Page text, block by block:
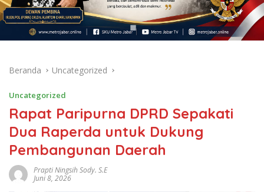
Beranda Uncategorized
Uncategorized
Rapat Paripurna DPRD Sepakati
Dua Raperda untuk Dukung
Pembangunan Daerah
Prapti Ningsih Sody. S.E
Juni 8, 2026